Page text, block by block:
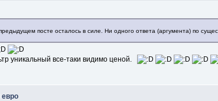
посте осталось в силе. Ни одного ответа (аргумента) по
уникальный все-таки видимо ценой.